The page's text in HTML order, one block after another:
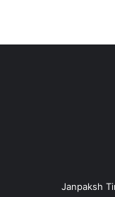
Janpaksh